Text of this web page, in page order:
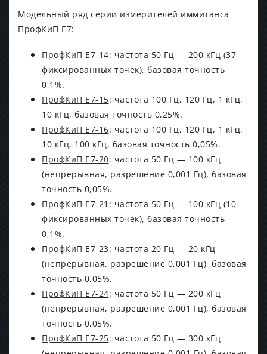
Модельный ряд серии измерителей иммитанса
ПрофКиП Е7:
ПрофКиП Е7-14: частота 50 Гц — 200 кГц (37
фиксированных точек), базовая точность
0,1%.
ПрофКиП Е7-15: частота 100 Гц, 120 Гц, 1 кГц,
10 кГц, базовая точность 0,25%.
ПрофКиП Е7-16: частота 100 Гц, 120 Гц, 1 кГц,
10 кГц, 100 кГц, базовая точность 0,05%.
ПрофКиП Е7-20: частота 50 Гц — 100 кГц
(непрерывная, разрешение 0,001 Гц), базовая
точность 0,05%.
ПрофКиП Е7-21 : частота 50 Гц — 100 кГц (10
фиксированных точек), базовая точность
0,1%.
ПрофКиП Е7-23: частота 20 Гц — 20 кГц
(непрерывная, разрешение 0,001 Гц), базовая
точность 0,05%.
ПрофКиП Е7-24: частота 50 Гц — 200 кГц
(непрерывная, разрешение 0,001 Гц), базовая
точность 0,05%.
ПрофКиП Е7-25: частота 50 Гц — 300 кГц